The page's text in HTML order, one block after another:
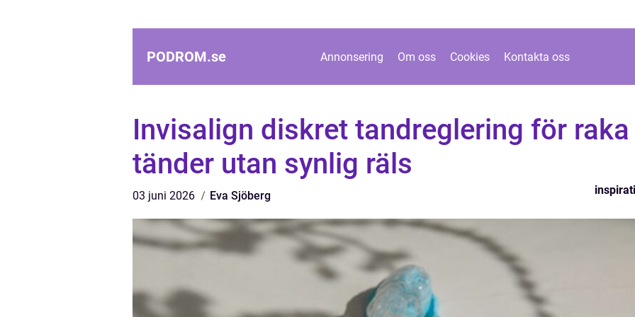
PODROM.se Annonsering Om oss Cookies Kontakta oss
Invisalign diskret tandreglering för raka
tänder utan synlig räls
03 juni 2026 Eva Sjöberg